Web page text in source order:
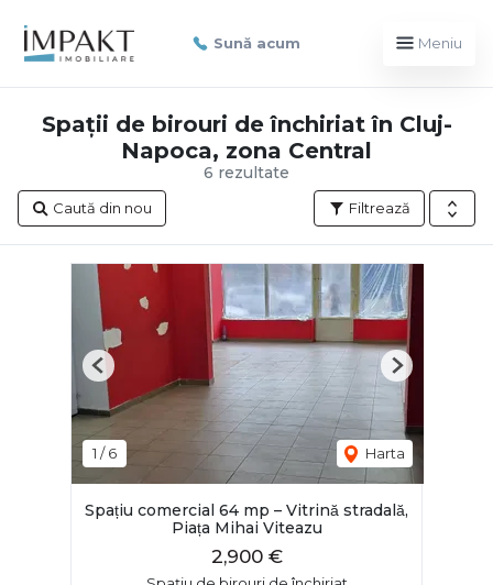
Sună acum Meniu
6 rezultate
Spații de birouri de închiriat în Cluj-
Napoca, zona Central
Filtrează
Caută din nou
1 /6 Harta
Previous Next
Spațiu comercial 64 mp – Vitrină stradală,
Piața Mihai Viteazu
2,900 €